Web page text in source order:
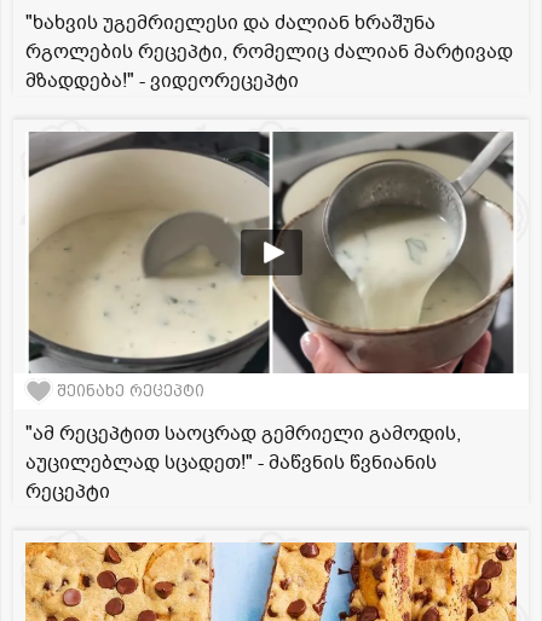
"ხახვის უგემრიელესი და ძალიან ხრაშუნა
რგოლების რეცეპტი, რომელიც ძალიან მარტივად
მზადდება!" - ვიდეორეცეპტი
შეინახე რეცეპტი
"ამ რეცეპტით საოცრად გემრიელი გამოდის,
აუცილებლად სცადეთ!" - მაწვნის წვნიანის
რეცეპტი